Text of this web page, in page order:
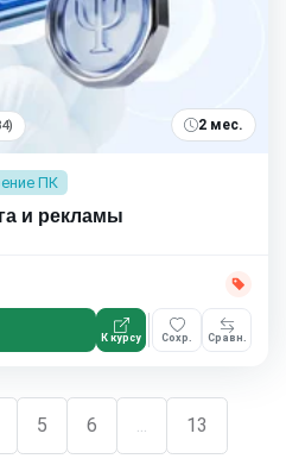
2 мес.
ПК
и рекламы
К курсу Сохр. Сравн.
5 6 ... 13